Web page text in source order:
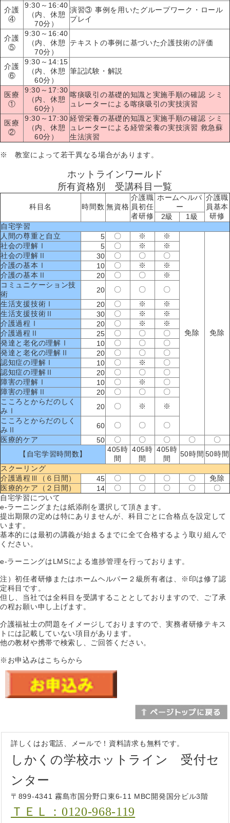
介護
④
9:30～16:40
（内、休憩
70分）
演習③ 事例を用いたグループワーク・ロール
プレイ
介護
⑤
9:30～16:40
（内、休憩
70分）
テキストの事例に基づいた介護技術の評価
介護
⑥
9:30～14:15
（内、休憩
60分）
筆記試験・解説
医療
①
9:30～17:30
（内、休憩
60分）
喀痰吸引の基礎的知識と実施手順の確認 シミ
ュレーターによる喀痰吸引の実技演習
医療
②
9:30～17:30
（内、休憩
60分）
経管栄養の基礎的知識と実施手順の確認 シミ
ュレーターによる経管栄養の実技演習 救急蘇
生法演習
※ 教室によって若干異なる場合があります。
ホットラインワールド
所有資格別 受講科目一覧
科目名 時間数 無資格
介護職
員初任
者研修
ホームヘルパ
ー
介護職
員基本
研修
2級
1級
自宅学習
人間の尊重と自立
5 〇 ※ ※
免除 免除
社会の理解Ⅰ 5 〇 ※
※
社会の理解Ⅱ
30 〇 〇
〇
介護の基本Ⅰ
10 〇 ※
※
介護の基本Ⅱ
20 〇 〇
※
コミュニケーション技
術
20 〇 〇
〇
生活支援技術Ⅰ
20 〇 ※
※
生活支援技術Ⅱ
30 〇 ※
※
介護過程Ⅰ
20 〇 ※
※
介護過程Ⅱ
25 〇 〇
〇
発達と老化の理解Ⅰ
10 〇 〇
〇
発達と老化の理解Ⅱ
20 〇 〇
〇
認知症の理解Ⅰ
10 〇 ※
〇
認知症の理解Ⅱ
20 〇 〇
〇
障害の理解Ⅰ
10 〇 ※
〇
障害の理解Ⅱ
20 〇 〇
〇
こころとからだのしく
みⅠ
20 〇 ※
※
こころとからだのしく
みⅡ
60 〇 〇
〇
医療的ケア
50 〇 〇 〇 〇
〇
【自宅学習時間数】
405時
間
405時
間
405時
間
50時間 50時間
スクーリング
介護過程Ⅲ（６日間）
45 〇 〇 〇 〇
免除
医療的ケア（２日間）
14 〇 〇 〇 〇
〇
自宅学習について
e-ラーニングまたは紙添削を選択して頂きます。
提出期限の定めは特にありませんが、科目ごとに合格点を設定して
います。
基本的には最初の講義が始まるまでに全て合格するよう取り組んで
ください。
e-ラーニングはLMSによる進捗管理を行っております。
注）初任者研修またはホームヘルパー２級所有者は、※印は修了認
定科目です。
但し、当社では全科目を受講することとしておりますので、ご了承
の程お願い申し上げます。
介護福祉士の問題をイメージしておりますので、実務者研修テキス
トには記載していない項目があります。
他の教材や携帯で検索し、ご回答ください。
※お申込みはこちらから
詳しくはお電話、メールで！資料請求も無料です。
しかくの学校ホットライン 受付セ
ンター
〒899-4341 霧島市国分野口東6-11 MBC開発国分ビル3階
ＴＥＬ：0120-968-119